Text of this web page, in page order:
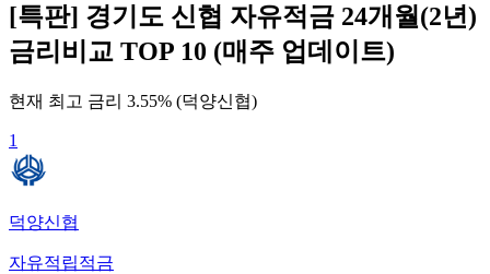
[특판] 경기도 신협 자유적금 24개월(2년)
금리비교 TOP 10 (매주 업데이트)
현재 최고 금리 3.55% (덕양신협)
1
덕양신협
자유적립적금